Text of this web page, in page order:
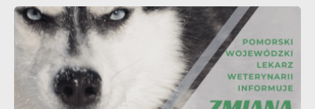
Promocyjne pliki cookies służą do prezentowania Ci naszych
komunikatów na podstawie analizy Twoich upodobań oraz
Twoich zwyczajów dotyczących przeglądanej witryny
internetowej. Treści promocyjne mogą pojawić się na
stronach podmiotów trzecich lub firm będących naszymi
partnerami oraz innych dostawców usług. Firmy te działają w
Więcej